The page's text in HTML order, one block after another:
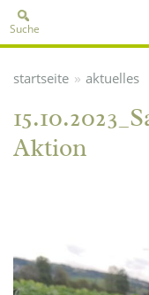
Suche
startseite » aktuelles
Aktion